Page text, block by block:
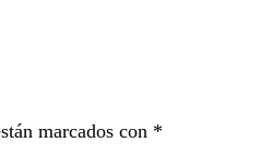
marcados con *